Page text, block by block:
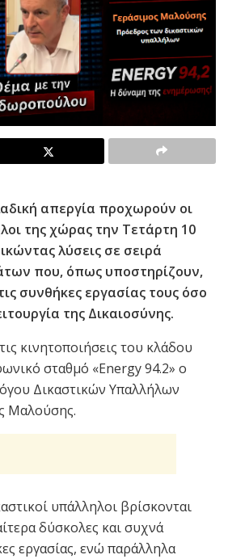
απεργία προχωρούν οι
της χώρας την Τετάρτη 10
λύσεις σε σειρά
που, όπως υποστηρίζουν,
συνθήκες εργασίας τους όσο
της Δικαιοσύνης.
κινητοποιήσεις του κλάδου
σταθμό «Εnergy 94.2» ο
Δικαστικών Υπαλλήλων
Μαλούσης.
υπάλληλοι βρίσκονται
δύσκολες και συχνά
εργασίας, ενώ παράλληλα